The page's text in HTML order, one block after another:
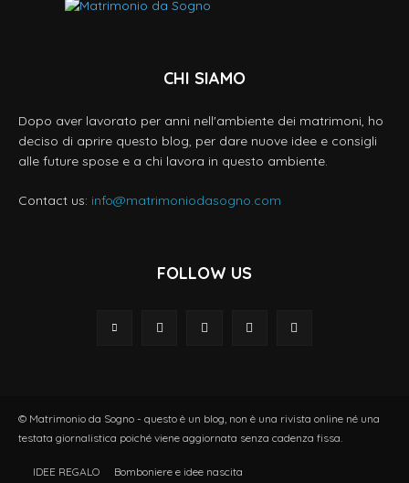
CHI SIAMO
Dopo aver lavorato per anni nell'ambiente dei matrimoni, ho
deciso di aprire questo blog, per dare nuove idee e consigli
alle future spose e a chi lavora in questo ambiente.
Contact us: info@matrimoniodasogno.com
FOLLOW US
© Matrimonio da Sogno - questo è un blog, non è una rivista online né una
testata giornalistica poiché viene aggiornata senza cadenza fissa.
IDEE REGALO Bomboniere e idee nascita